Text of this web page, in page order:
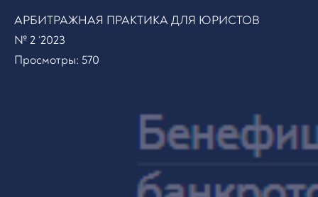
АРБИТРАЖНАЯ ПРАКТИКА ДЛЯ ЮРИСТОВ
№ 2 ‘2023
Просмотры: 570